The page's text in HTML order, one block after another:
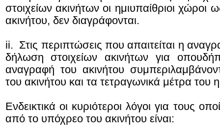
στοιχείων ακινήτων οι ημιυπαίθριοι χώροι
ακινήτου, δεν διαγράφονται.
ii. Στις περιπτώσεις που απαιτείται η
δήλωση στοιχείων ακινήτων για
αναγραφή του ακινήτου
του ακινήτου και τα τετραγωνικά μέτρα του
Ενδεικτικά οι κυριότεροι λόγοι για τους
από το υπόχρεο του ακινήτου είναι: